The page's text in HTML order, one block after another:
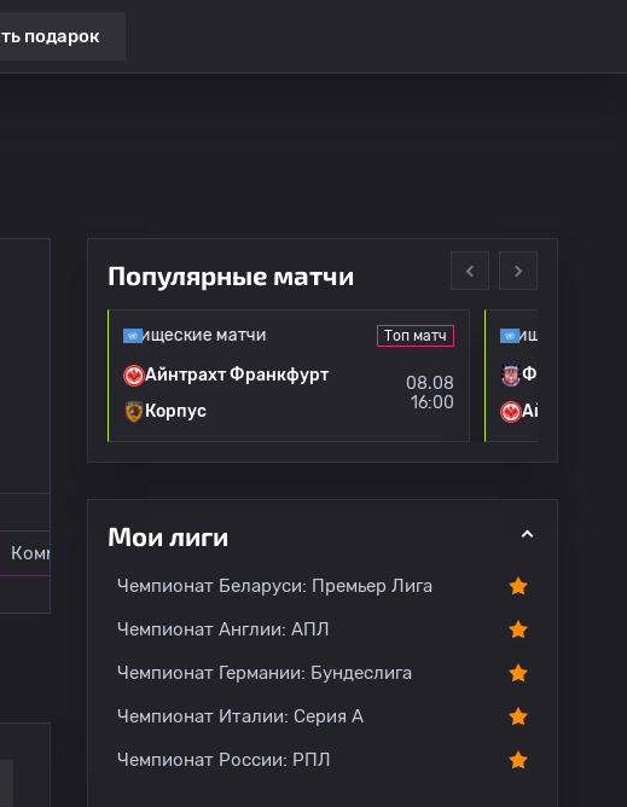
подарок
Комментарии
Популярные матчи
Клубные товарищеские матчи Топ матч
Айнтрахт Франкфурт
Корпус
08.08
16:00
Клубные товарищеские матчи
ФСС
Айнтрахт
Мои лиги
Чемпионат Беларуси: Премьер Лига
Чемпионат Англии: АПЛ
Чемпионат Германии: Бундеслига
Чемпионат Италии: Серия А
Чемпионат России: РПЛ